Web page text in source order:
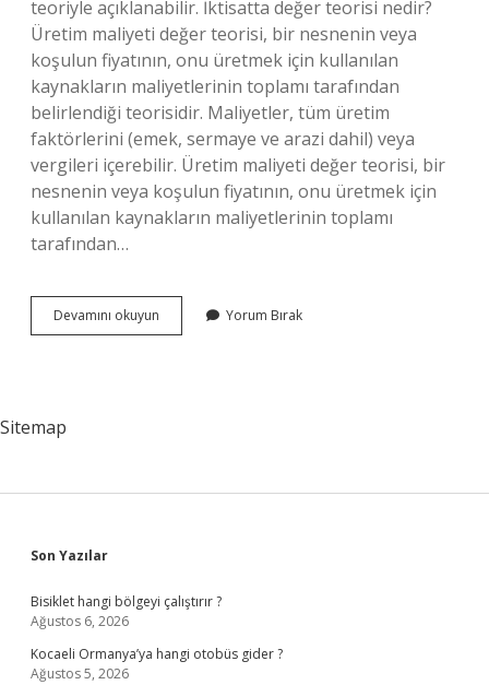
teoriyle açıklanabilir. İktisatta değer teorisi nedir?
Üretim maliyeti değer teorisi, bir nesnenin veya
koşulun fiyatının, onu üretmek için kullanılan
kaynakların maliyetlerinin toplamı tarafından
belirlendiği teorisidir. Maliyetler, tüm üretim
faktörlerini (emek, sermaye ve arazi dahil) veya
vergileri içerebilir. Üretim maliyeti değer teorisi, bir
nesnenin veya koşulun fiyatının, onu üretmek için
kullanılan kaynakların maliyetlerinin toplamı
tarafından…
Devamını okuyun
Smith
Yorum Bırak
Sitemap
Sidebar
Son Yazılar
Bisiklet hangi bölgeyi çalıştırır ?
Ağustos 6, 2026
Kocaeli Ormanya’ya hangi otobüs gider ?
Ağustos 5, 2026